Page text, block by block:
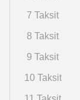
7 Taksit
8 Taksit
9 Taksit
10 Taksit